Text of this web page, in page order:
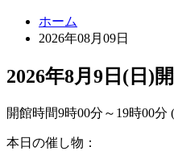
ホーム
2026年08月09日
2026年8月9日(日)
開館時間9時00分～19時00
本日の催し物：